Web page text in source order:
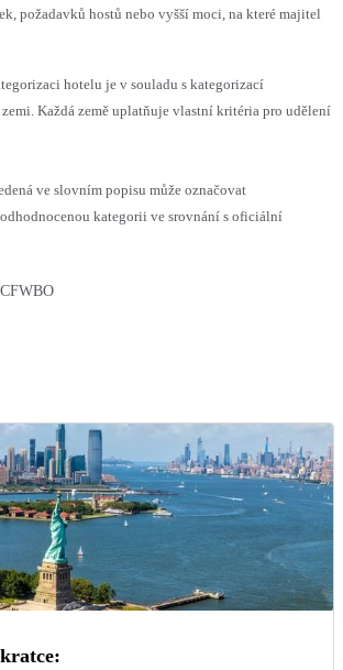
požadavků hostů nebo vyšší moci, na které majitel
hotelu je v souladu s kategorizací
Každá země uplatňuje vlastní kritéria pro udělení
ve slovním popisu může označovat
kategorii ve srovnání s oficiální